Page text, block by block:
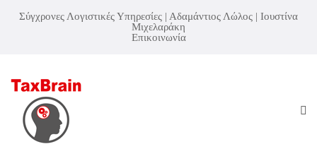
Σύγχρονες Λογιστικές Υπηρεσίες | Αδαμάντιος Λώλος | Ιουστίνα
Μιχελαράκη
Επικοινωνία